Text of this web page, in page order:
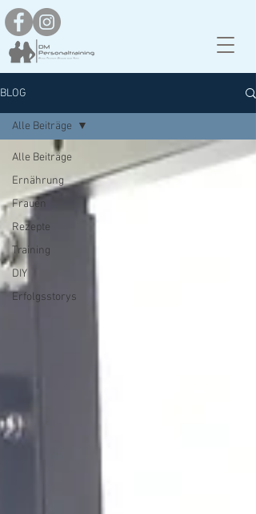
BLOG
Alle Beiträge
Ernährung
Frauen
Rezepte
Training
DIY
Erfolgsstorys
Alle Beiträge